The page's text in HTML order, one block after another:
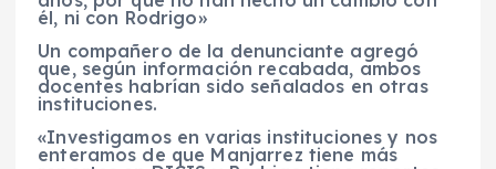
él, ni con Rodrigo»
Un compañero de la denunciante agregó
que, según información recabada, ambos
docentes habrían sido señalados en otras
instituciones.
«Investigamos en varias instituciones y nos
enteramos de que Manjarrez tiene más